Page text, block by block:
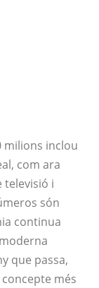
milions inclou
com ara
televisió i
són
continua
que passa,
més